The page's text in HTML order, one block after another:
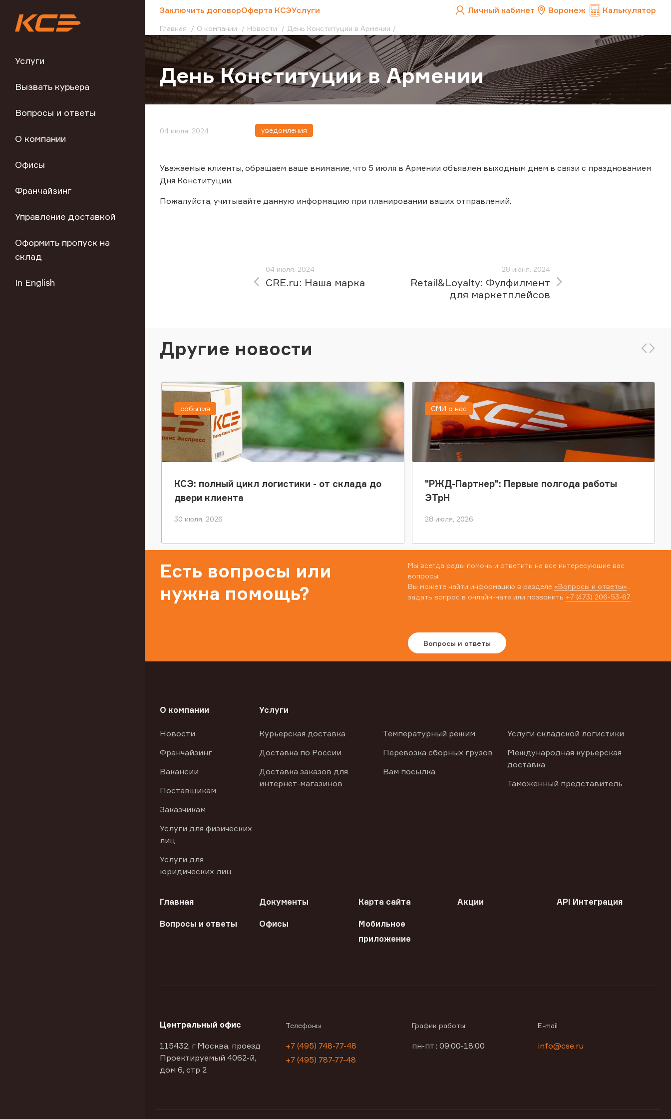
Услуги
Вызвать курьера
Вопросы и ответы
О компании
Офисы
Франчайзинг
Управление доставкой
Оформить пропуск на
склад
In English
Заключить договорОферта КСЭУслуги Личный кабинет Воронеж Калькулятор
Главная О компании Новости День Конституции в Армении
День Конституции в Армении
04 июля, 2024 уведомления
Уважаемые клиенты, обращаем ваше внимание, что 5 июля в Армении объявлен выходным днем в связи с празднованием
Дня Конституции.
Пожалуйста, учитывайте данную информацию при планировании ваших отправлений.
04 июля, 2024
CRE.ru: Наша марка
28 июня, 2024
Retail&Loyalty: Фулфилмент
для маркетплейсов
Другие новости
КСЭ: полный цикл логистики - от склада до
двери клиента
30 июля, 2026
события
"РЖД-Партнер": Первые полгода работы
ЭТрН
28 июля, 2026
СМИ о нас
Есть вопросы или
нужна помощь?
Мы всегда рады помочь и ответить на все интересующие вас
вопросы.
Вы можете найти информацию в разделе «Вопросы и ответы»
задать вопрос в онлайн-чате или позвонить +7 (473) 206-53-67
Вопросы и ответы
О компании
Новости
Франчайзинг
Вакансии
Поставщикам
Заказчикам
Услуги для физических
лиц
Услуги для
юридических лиц
Услуги
Курьерская доставка
Доставка по России
Доставка заказов для
интернет-магазинов
Температурный режим
Перевозка сборных грузов
Вам посылка
Услуги складской логистики
Международная курьерская
доставка
Таможенный представитель
Главная Документы Карта сайта Акции API Интеграция
Вопросы и ответы Офисы
Мобильное
приложение
Центральный офис
115432, г Москва, проезд
Проектируемый 4062-й,
дом 6, стр 2
Телефоны
+7 (495) 748-77-48
+7 (495) 787-77-48
График работы
пн-пт : 09:00-18:00
E-mail
info@cse.ru